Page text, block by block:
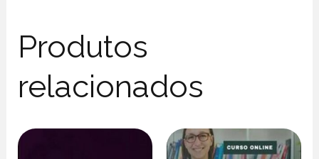
Produtos
relacionados